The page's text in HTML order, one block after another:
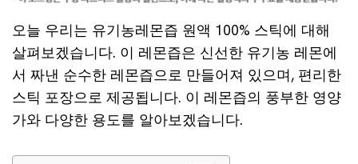
오늘 우리는 유기농레몬즙 원액 100% 스틱에 대해
살펴보겠습니다. 이 레몬즙은 신선한 유기농 레몬에
서 짜낸 순수한 레몬즙으로 만들어져 있으며, 편리한
스틱 포장으로 제공됩니다. 이 레몬즙의 풍부한 영양
가와 다양한 용도를 알아보겠습니다.